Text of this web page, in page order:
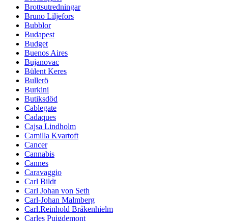
Brottsutredningar
Bruno Liljefors
Bubblor
Budapest
Budget
Buenos Aires
Bujanovac
Bülent Keres
Bullerö
Burkini
Butiksdöd
Cablegate
Cadaques
Cajsa Lindholm
Camilla Kvartoft
Cancer
Cannabis
Cannes
Caravaggio
Carl Bildt
Carl Johan von Seth
Carl-Johan Malmberg
Carl.Reinhold Bråkenhielm
Carles Puigdemont